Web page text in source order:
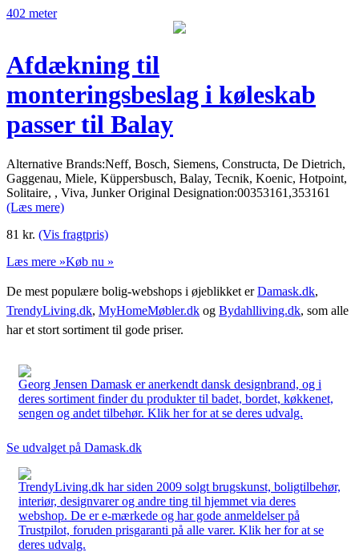
402 meter
Afdækning til
monteringsbeslag i køleskab
passer til Balay
Alternative Brands:Neff, Bosch, Siemens, Constructa, De Dietrich,
Gaggenau, Miele, Küppersbusch, Balay, Tecnik, Koenic, Hotpoint,
Solitaire, , Viva, Junker Original Designation:00353161,353161
(Læs mere)
81 kr. (Vis fragtpris)
Læs mere »Køb nu »
De mest populære bolig-webshops i øjeblikket erDamask.dk,
TrendyLiving.dk, MyHomeMøbler.dk og Bydahlliving.dk, som alle
har et stort sortiment til gode priser.
Georg Jensen Damask er anerkendt dansk designbrand, og i
deres sortiment finder du produkter til badet, bordet, køkkenet,
sengen og andet tilbehør. Klik her for at se deres udvalg.
Se udvalget på Damask.dk
TrendyLiving.dk har siden 2009 solgt brugskunst, boligtilbehør,
interiør, designvarer og andre ting til hjemmet via deres
webshop. De er e-mærkede og har gode anmeldelser på
Trustpilot, foruden prisgaranti på alle varer. Klik her for at se
deres udvalg.